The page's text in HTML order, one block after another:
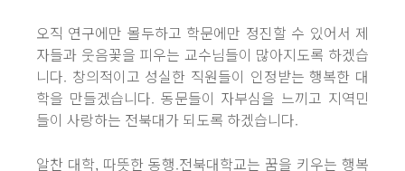
오직 연구에만 몰두하고 학문에만 정진할 수 있어서 제
자들과 웃음꽃을 피우는 교수님들이 많아지도록 하겠습
니다. 창의적이고 성실한 직원들이 인정받는 행복한 대
학을 만들겠습니다. 동문들이 자부심을 느끼고 지역민
들이 사랑하는 전북대가 되도록 하겠습니다.
알찬 대학, 따뜻한 동행.전북대학교는 꿈을 키우는 행복